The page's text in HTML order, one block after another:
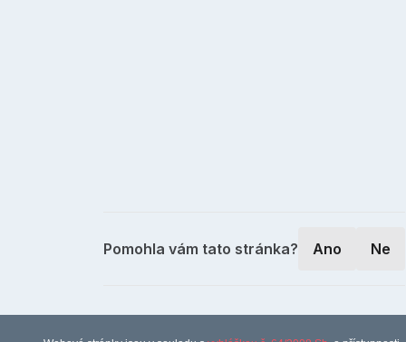
Pomohla vám tato stránka? Ano Ne